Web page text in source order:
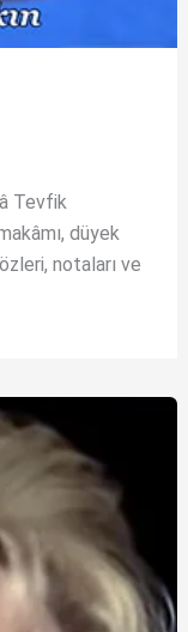
Tevfik
düyek
notaları ve